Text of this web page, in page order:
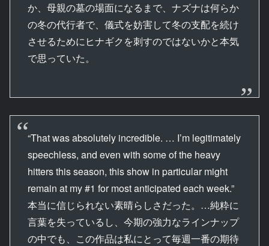
か、母親の墓の場面になるまで、ナズナは何らか
の冬の代行者で、儀式を妨害して冬の支配を続け
させるためにヒナギクを刺すのではないかと本気
で思っていた。
“That was absolutely incredible. … I’m legitimately
speechless, and even with some of the heavy
hitters this season, this show in particular might
remain at my #1 for most anticipated each week.”
本当に信じられない素晴らしさだった。…純粋に
言葉を失っているし、今期の強力なラインナップ
の中でも、この作品は私にとって毎週一番の期待